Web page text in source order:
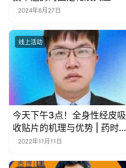
博腾·药时代直播间
2024年6月27日
线上活动
今天下午3点！全身性经皮吸
收贴片的机理与优势 | 药时
代直播间第123期
2022年11月11日